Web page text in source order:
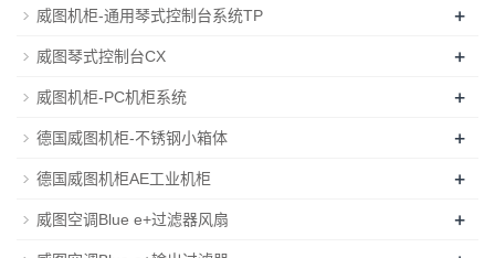
威图机柜-通用琴式控制台系统TP +
威图琴式控制台CX +
威图机柜-PC机柜系统 +
德国威图机柜-不锈钢小箱体 +
德国威图机柜AE工业机柜 +
威图空调Blue e+过滤器风扇 +